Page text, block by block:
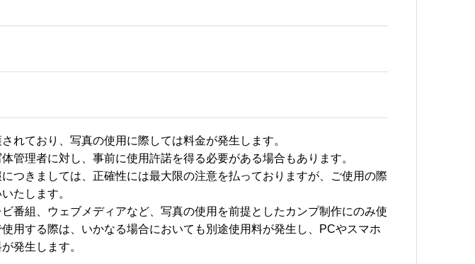
れており、写真の使用に際しては料金が発生します。
管理者に対し、事前に使用許諾を得る必要がある場合もあります。
つきましては、正確性には最大限の注意を払っておりますが、ご使用の際
たします。
番組、ウェブメディアなど、写真の使用を前提としたカンプ制作にのみ使
用する際は、いかなる場合においても別途使用料が発生し、PCやスマホ
発生します。